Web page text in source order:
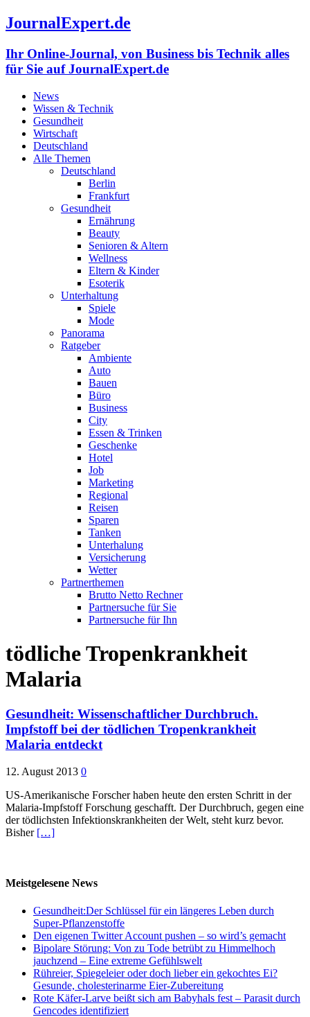
JournalExpert.de
Ihr Online-Journal, von Business bis Technik alles
für Sie auf JournalExpert.de
News
Wissen & Technik
Gesundheit
Wirtschaft
Deutschland
Alle Themen
Deutschland
Berlin
Frankfurt
Gesundheit
Ernährung
Beauty
Senioren & Altern
Wellness
Eltern & Kinder
Esoterik
Unterhaltung
Spiele
Mode
Panorama
Ratgeber
Ambiente
Auto
Bauen
Büro
Business
City
Essen & Trinken
Geschenke
Hotel
Job
Marketing
Regional
Reisen
Sparen
Tanken
Unterhalung
Versicherung
Wetter
Partnerthemen
Brutto Netto Rechner
Partnersuche für Sie
Partnersuche für Ihn
tödliche Tropenkrankheit
Malaria
Gesundheit: Wissenschaftlicher Durchbruch.
Impfstoff bei der tödlichen Tropenkrankheit
Malaria entdeckt
12. August 2013 0
US-Amerikanische Forscher haben heute den ersten Schritt in der
Malaria-Impfstoff Forschung geschafft. Der Durchbruch, gegen eine
der tödlichsten Infektionskrankheiten der Welt, steht kurz bevor.
Bisher […]
Meistgelesene News
Gesundheit:Der Schlüssel für ein längeres Leben durch
Super-Pflanzenstoffe
Den eigenen Twitter Account pushen – so wird’s gemacht
Bipolare Störung: Von zu Tode betrübt zu Himmelhoch
jauchzend – Eine extreme Gefühlswelt
Rühreier, Spiegeleier oder doch lieber ein gekochtes Ei?
Gesunde, cholesterinarme Eier-Zubereitung
Rote Käfer-Larve beißt sich am Babyhals fest – Parasit durch
Gencodes identifiziert